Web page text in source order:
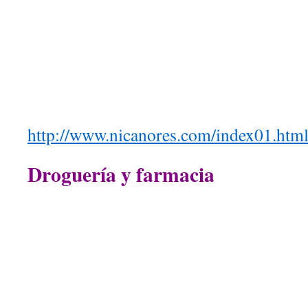
http://www.nicanores.com/index01.html
Droguería y farmacia